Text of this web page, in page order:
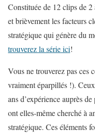
Constituée de 12 clips de
et brièvement les facteurs
stratégique qui génère du
trouverez la série ici!
Vous ne trouverez pas ces
vraiment éparpillés !).
ans d’expérience auprès
ont elles-même cherché à
stratégique. Ces éléments